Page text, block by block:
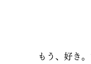
もう、好き